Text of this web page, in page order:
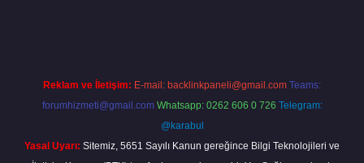
Reklam ve İletişim: E-mail: backlinkpaneli@gmail.com Teams:
forumhizmeti@gmail.com Whatsapp: 0262 606 0 726 Telegram:
@karabul
Yasal Uyarı: Sitemiz, 5651 Sayılı Kanun gereğince Bilgi Teknolojileri ve